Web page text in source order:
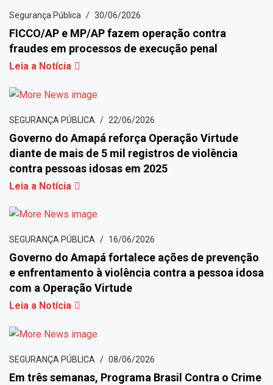
Segurança Pública 30/06/2026
FICCO/AP e MP/AP fazem operação contra
fraudes em processos de execução penal
Leia a Notícia
SEGURANÇA PÚBLICA 22/06/2026
Governo do Amapá reforça Operação Virtude
diante de mais de 5 mil registros de violência
contra pessoas idosas em 2025
Leia a Notícia
SEGURANÇA PÚBLICA 16/06/2026
Governo do Amapá fortalece ações de prevenção
e enfrentamento à violência contra a pessoa idosa
com a Operação Virtude
Leia a Notícia
SEGURANÇA PÚBLICA 08/06/2026
Em três semanas, Programa Brasil Contra o Crime